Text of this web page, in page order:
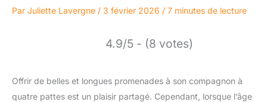
Par Juliette Lavergne / 3 février 2026 / 7 minutes de lecture
4.9/5 - (8 votes)
Offrir de belles et longues promenades à son compagnon à
quatre pattes est un plaisir partagé. Cependant, lorsque l’âge